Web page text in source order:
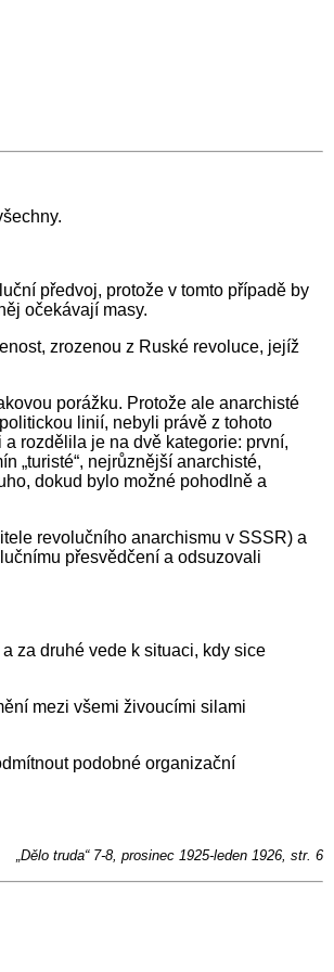
předvoj, protože v tomto případě by
očekávají masy.
zrozenou z Ruské revoluce, jejíž
porážku. Protože ale anarchisté
linií, nebyli právě z tohoto
rozdělila je na dvě kategorie: první,
„turisté“, nejrůznější anarchisté,
dokud bylo možné pohodlně a
revolučního anarchismu v SSSR) a
přesvědčení a odsuzovali
za druhé vede k situaci, kdy sice
mezi všemi živoucími silami
podobné organizační
„Dělo truda“ 7-8, prosinec 1925-leden 1926, str. 6